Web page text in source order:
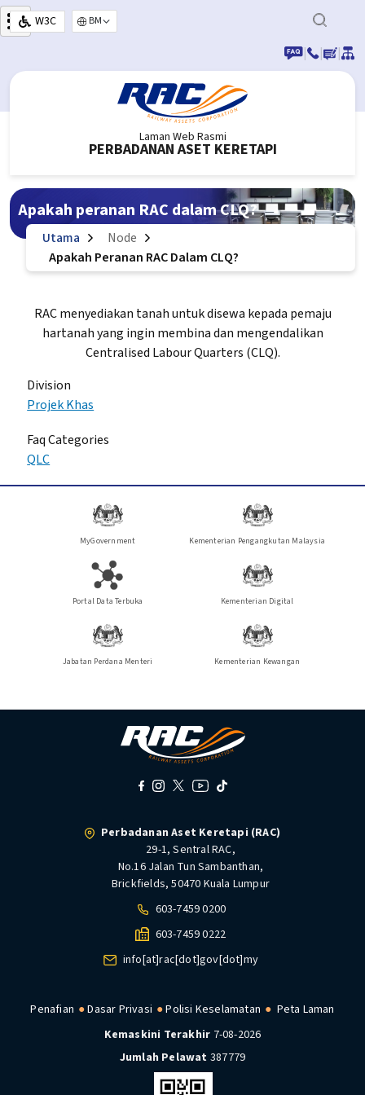
Langkau ke kandungan utama
W3C
Select your language
|
| |
Laman Web Rasmi
PERBADANAN ASET KERETAPI
Apakah peranan RAC dalam CLQ?
Utama
Node
Apakah Peranan RAC Dalam CLQ?
RAC menyediakan tanah untuk disewa kepada pemaju
hartanah yang ingin membina dan mengendalikan
Centralised Labour Quarters (CLQ).
Division
Projek Khas
Faq Categories
QLC
MyGovernment Kementerian Pengangkutan Malaysia
Portal Data Terbuka Kementerian Digital
Jabatan Perdana Menteri Kementerian Kewangan
Perbadanan Aset Keretapi (RAC)
29-1, Sentral RAC,
No.16 Jalan Tun Sambanthan,
Brickfields, 50470 Kuala Lumpur
603-7459 0200
603-7459 0222
info[at]rac[dot]gov[dot]my
Penafian Dasar Privasi Polisi Keselamatan
Peta Laman
Kemaskini Terakhir 7-08-2026
Jumlah Pelawat 387779